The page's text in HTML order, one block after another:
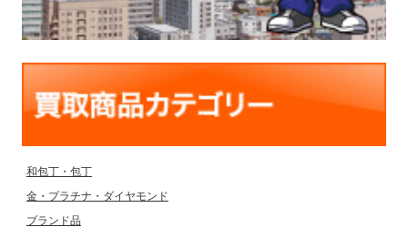
和包丁・包丁
金・プラチナ・ダイヤモンド
ブランド品